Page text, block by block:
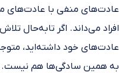
عادت‌های منفی با عادت‌های
افراد می‌داند. اگر تابه‌حال
عادت‌های خود داشته‌اید،
به همین سادگی‌ها هم نیست.